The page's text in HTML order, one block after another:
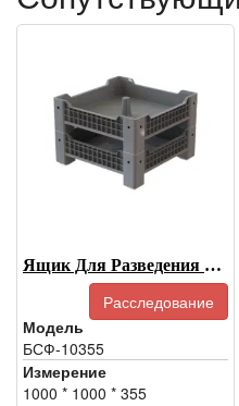
Ящик Для Разведения Мух-Черных Львинок
Расследование
Модель
БСФ-10355
Измерение
1000 * 1000 * 355